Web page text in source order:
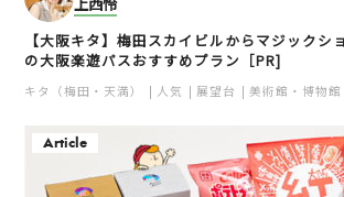
【大阪キタ】梅田スカイビルからマジックシ
の大阪楽遊パスおすすめプラン［PR]
キタ（梅田・天満） 人気 展望台 美術館・博物館
Article